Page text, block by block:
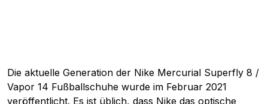
Die aktuelle Generation der Nike Mercurial Superfly 8 /
Vapor 14 Fußballschuhe wurde im Februar 2021
veröffentlicht. Es ist üblich, dass Nike das optische